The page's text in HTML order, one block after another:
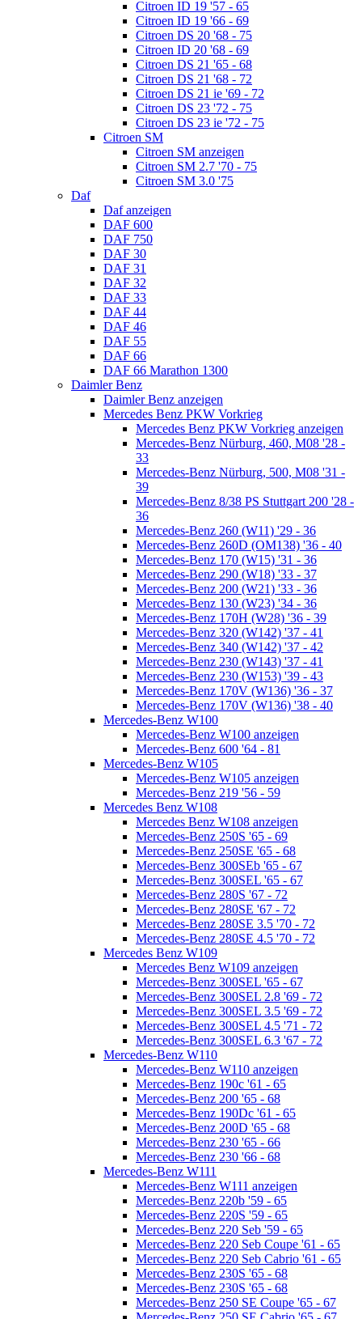
Citroen ID 19 '57 - 65
Citroen ID 19 '66 - 69
Citroen DS 20 '68 - 75
Citroen ID 20 '68 - 69
Citroen DS 21 '65 - 68
Citroen DS 21 '68 - 72
Citroen DS 21 ie '69 - 72
Citroen DS 23 '72 - 75
Citroen DS 23 ie '72 - 75
Citroen SM
Citroen SM anzeigen
Citroen SM 2.7 '70 - 75
Citroen SM 3.0 '75
Daf
Daf anzeigen
DAF 600
DAF 750
DAF 30
DAF 31
DAF 32
DAF 33
DAF 44
DAF 46
DAF 55
DAF 66
DAF 66 Marathon 1300
Daimler Benz
Daimler Benz anzeigen
Mercedes Benz PKW Vorkrieg
Mercedes Benz PKW Vorkrieg anzeigen
Mercedes-Benz Nürburg, 460, M08 '28 -
33
Mercedes-Benz Nürburg, 500, M08 '31 -
39
Mercedes-Benz 8/38 PS Stuttgart 200 '28 -
36
Mercedes-Benz 260 (W11) '29 - 36
Mercedes-Benz 260D (OM138) '36 - 40
Mercedes-Benz 170 (W15) '31 - 36
Mercedes-Benz 290 (W18) '33 - 37
Mercedes-Benz 200 (W21) '33 - 36
Mercedes-Benz 130 (W23) '34 - 36
Mercedes-Benz 170H (W28) '36 - 39
Mercedes-Benz 320 (W142) '37 - 41
Mercedes-Benz 340 (W142) '37 - 42
Mercedes-Benz 230 (W143) '37 - 41
Mercedes-Benz 230 (W153) '39 - 43
Mercedes-Benz 170V (W136) '36 - 37
Mercedes-Benz 170V (W136) '38 - 40
Mercedes-Benz W100
Mercedes-Benz W100 anzeigen
Mercedes-Benz 600 '64 - 81
Mercedes-Benz W105
Mercedes-Benz W105 anzeigen
Mercedes-Benz 219 '56 - 59
Mercedes Benz W108
Mercedes Benz W108 anzeigen
Mercedes-Benz 250S '65 - 69
Mercedes-Benz 250SE '65 - 68
Mercedes-Benz 300SEb '65 - 67
Mercedes-Benz 300SEL '65 - 67
Mercedes-Benz 280S '67 - 72
Mercedes-Benz 280SE '67 - 72
Mercedes-Benz 280SE 3.5 '70 - 72
Mercedes-Benz 280SE 4.5 '70 - 72
Mercedes Benz W109
Mercedes Benz W109 anzeigen
Mercedes-Benz 300SEL '65 - 67
Mercedes-Benz 300SEL 2.8 '69 - 72
Mercedes-Benz 300SEL 3.5 '69 - 72
Mercedes-Benz 300SEL 4.5 '71 - 72
Mercedes-Benz 300SEL 6.3 '67 - 72
Mercedes-Benz W110
Mercedes-Benz W110 anzeigen
Mercedes-Benz 190c '61 - 65
Mercedes-Benz 200 '65 - 68
Mercedes-Benz 190Dc '61 - 65
Mercedes-Benz 200D '65 - 68
Mercedes-Benz 230 '65 - 66
Mercedes-Benz 230 '66 - 68
Mercedes-Benz W111
Mercedes-Benz W111 anzeigen
Mercedes-Benz 220b '59 - 65
Mercedes-Benz 220S '59 - 65
Mercedes-Benz 220 Seb '59 - 65
Mercedes-Benz 220 Seb Coupe '61 - 65
Mercedes-Benz 220 Seb Cabrio '61 - 65
Mercedes-Benz 230S '65 - 68
Mercedes-Benz 230S '65 - 68
Mercedes-Benz 250 SE Coupe '65 - 67